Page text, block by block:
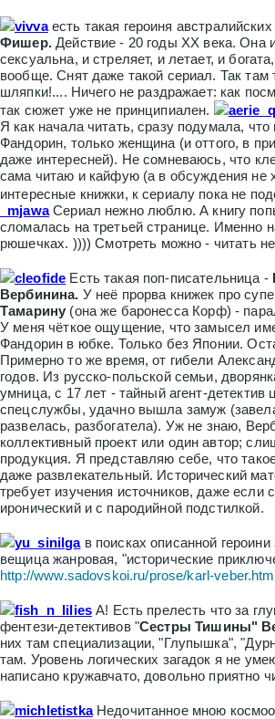
vivva есть такая героиня
Фишер.Действие - 20 годы XX века. Она
сексуальна, и стреляет, и летает, и
вообще. Снят даже такой сериал. Так там
шляпки!.... Ничего не раздражает: как
так сюжет уже не принципиален.
Я как начала читать, сразу подумала, что
Фандорин, только женщина (и оттого, в
даже интересней). Не сомневаюсь, что
сама читаю и кайфую (а в обсуждения не
интересные книжки, к сериалу пока не
_mjawa Сериал нежно люблю. А книгу
сломалась на третьей странице. Именно
рюшечках. )))) Смотреть можно - читать
cleofide Есть такая поп-писательница -
Вербинина. У неё прорва книжек про
Тамарину (она же баронесса Корф) -
У меня чёткое ощущение, что замысел
Фандорин в юбке. Только без Японии.
Примерно то же время, от гибели
годов. Из русско-польской семьи,
умница, с 17 лет - тайный агент-детектив
спецслужбы, удачно вышла замуж
развелась, разбогатела). Уж не знаю,
коллективный проект или один автор;
продукция. Я представляю себе, что
даже развлекательный. Исторический
требует изучения источников, даже если
иронический и с пародийной подстилкой.
yu_sinilga в поисках описанной
вещица жанровая, "исторические
http://www.sadovskoi.ru/prose/karl-vebe
fish_n_lilies А! Есть прелесть что за
фентези-детективов "Сестры Тишины"
них там специализации, "Глупышка",
там. Уровень логических загадок я не
написано кружавчато, довольно приятно
michletistka Недочитанное мною